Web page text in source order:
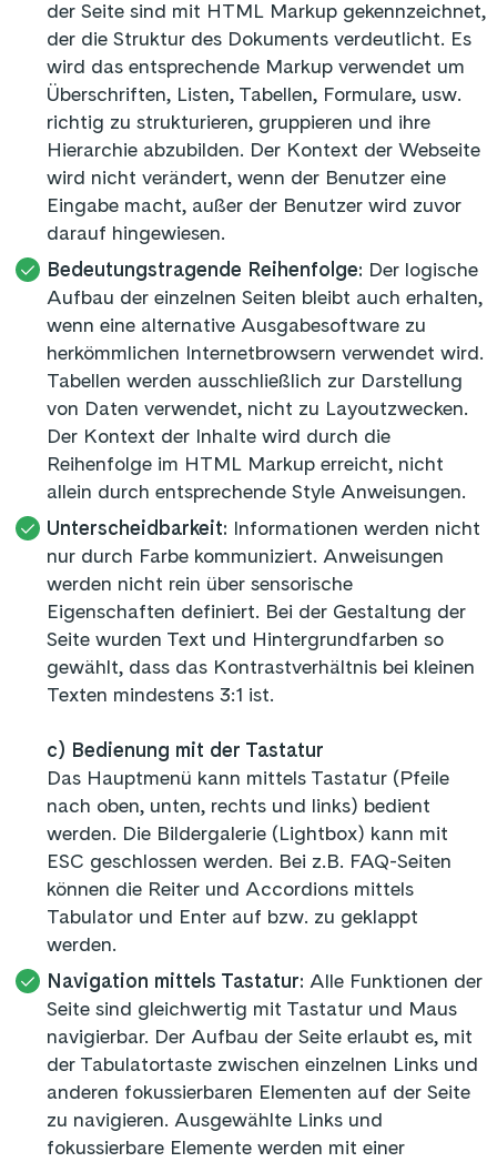
der Seite sind mit HTML Markup gekennzeichnet,
der die Struktur des Dokuments verdeutlicht. Es
wird das entsprechende Markup verwendet um
Überschriften, Listen, Tabellen, Formulare, usw.
richtig zu strukturieren, gruppieren und ihre
Hierarchie abzubilden. Der Kontext der Webseite
wird nicht verändert, wenn der Benutzer eine
Eingabe macht, außer der Benutzer wird zuvor
darauf hingewiesen.
Bedeutungstragende Reihenfolge: Der logische
Aufbau der einzelnen Seiten bleibt auch erhalten,
wenn eine alternative Ausgabesoftware zu
herkömmlichen Internetbrowsern verwendet wird.
Tabellen werden ausschließlich zur Darstellung
von Daten verwendet, nicht zu Layoutzwecken.
Der Kontext der Inhalte wird durch die
Reihenfolge im HTML Markup erreicht, nicht
allein durch entsprechende Style Anweisungen.
Unterscheidbarkeit: Informationen werden nicht
nur durch Farbe kommuniziert. Anweisungen
werden nicht rein über sensorische
Eigenschaften definiert. Bei der Gestaltung der
Seite wurden Text und Hintergrundfarben so
gewählt, dass das Kontrastverhältnis bei kleinen
Texten mindestens 3:1 ist.
c) Bedienung mit der Tastatur
Das Hauptmenü kann mittels Tastatur (Pfeile
nach oben, unten, rechts und links) bedient
werden. Die Bildergalerie (Lightbox) kann mit
ESC geschlossen werden. Bei z.B. FAQ-Seiten
können die Reiter und Accordions mittels
Tabulator und Enter auf bzw. zu geklappt
werden.
Navigation mittels Tastatur: Alle Funktionen der
Seite sind gleichwertig mit Tastatur und Maus
navigierbar. Der Aufbau der Seite erlaubt es, mit
der Tabulatortaste zwischen einzelnen Links und
anderen fokussierbaren Elementen auf der Seite
zu navigieren. Ausgewählte Links und
fokussierbare Elemente werden mit einer